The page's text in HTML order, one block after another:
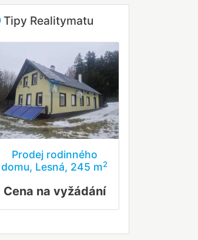
Tipy Realitymatu
Prodej rodinného
domu, Lesná, 245 m2
Cena na vyžádání